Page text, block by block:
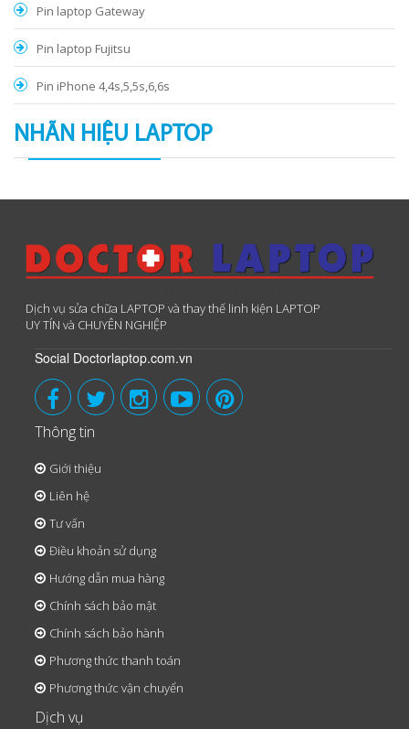
Pin laptop Gateway
Pin laptop Fujitsu
Pin iPhone 4,4s,5,5s,6,6s
NHÃN HIỆU LAPTOP
Dịch vụ sửa chữa LAPTOP và thay thế linh kiện LAPTOP
UY TÍN và CHUYÊN NGHIỆP
Social Doctorlaptop.com.vn
Thông tin
Giới thiệu
Liên hệ
Tư vấn
Điều khoản sử dụng
Hướng dẫn mua hàng
Chính sách bảo mật
Chính sách bảo hành
Phương thức thanh toán
Phương thức vận chuyển
Dịch vụ